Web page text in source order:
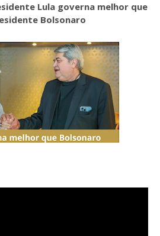
Lula governa melhor que
Bolsonaro